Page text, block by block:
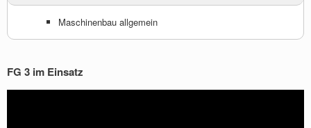
Maschinenbau allgemein
FG 3 im Einsatz